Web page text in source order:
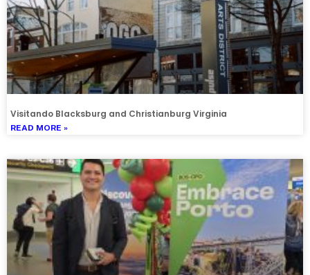
Visitando Blacksburg and Christianburg Virginia
READ MORE »